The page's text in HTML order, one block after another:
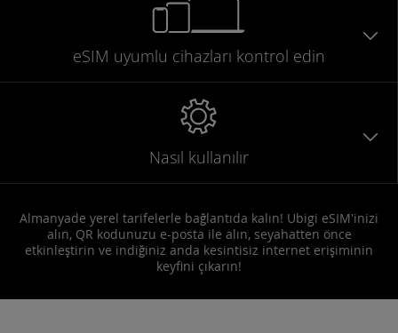
eSIM uyumlu cihazları kontrol edin
Nasıl kullanılır
Almanyade yerel tarifelerle bağlantıda kalın! Ubigi eSIM'inizi
alın, QR kodunuzu e-posta ile alın, seyahatten önce
etkinleştirin ve indiğiniz anda kesintisiz internet erişiminin
keyfini çıkarın!